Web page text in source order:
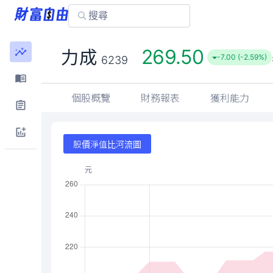
力成 6239 269.50 -7.00 (-2.59%)
個股概覽 財務報表 獲利能力
股價淨值比河流圖